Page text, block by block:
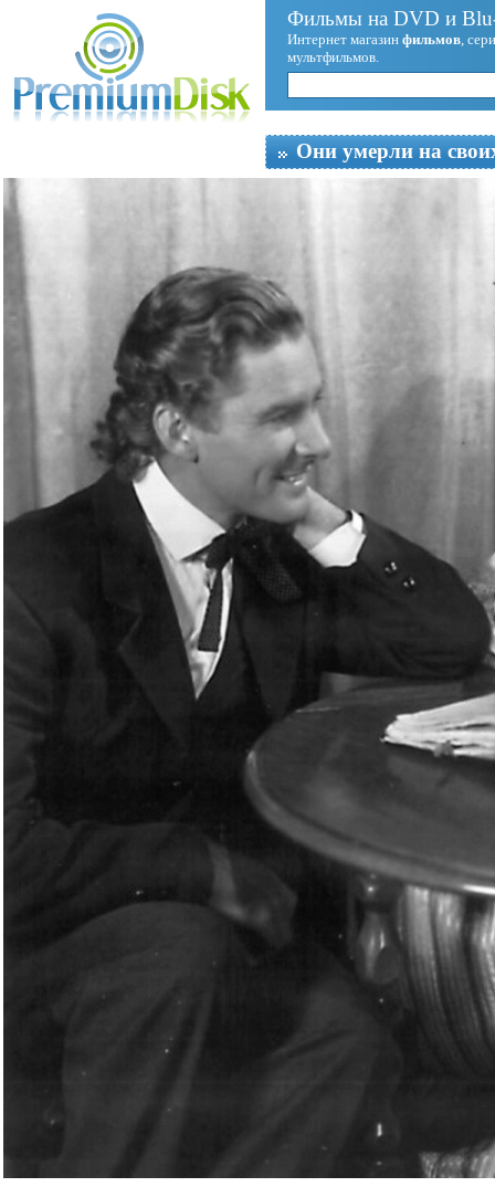
Фильмы на DVD и
Интернет магазин фильмов,
мультфильмов.
Они умерли на